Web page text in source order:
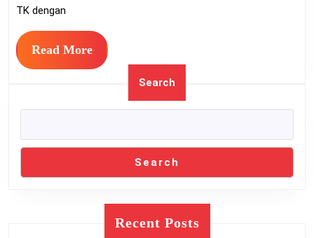
TK dengan
Read MoreRead
More
Search
Search
Recent Posts